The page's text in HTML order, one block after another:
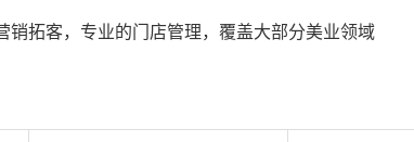
销拓客，专业的门店管理，覆盖大部分美业领域